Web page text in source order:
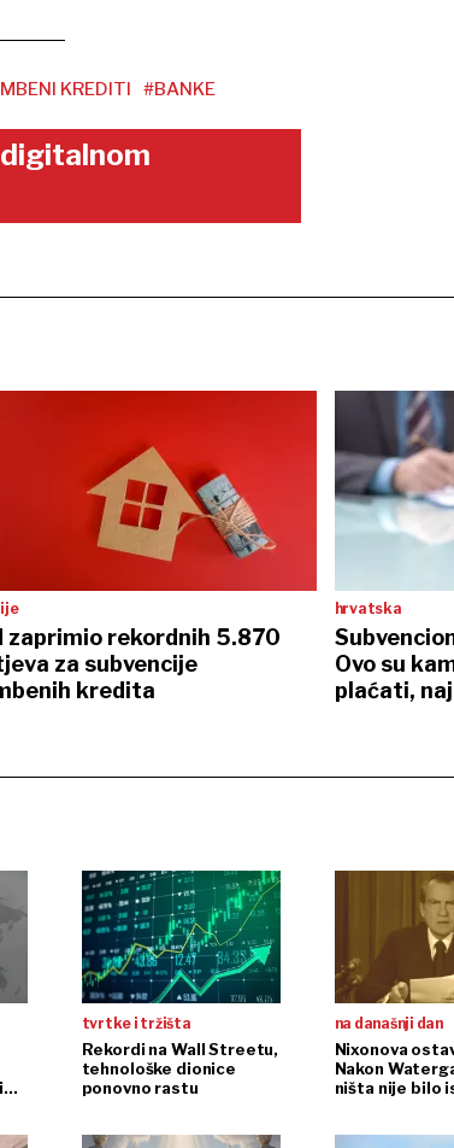
KREDITI #BANKE
zaprimio rekordnih 5.870
za subvencije
kredita
hrvatska
Ovo su
plaćati,
tvrtke i tržišta
Rekordi na Wall Streetu,
tehnološke dionice
ponovno rastu
na današnji dan
Nixonova
Nakon
ništa nije bilo